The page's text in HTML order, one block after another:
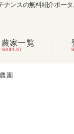
ナンスの無料紹介ポー
農家一覧
園